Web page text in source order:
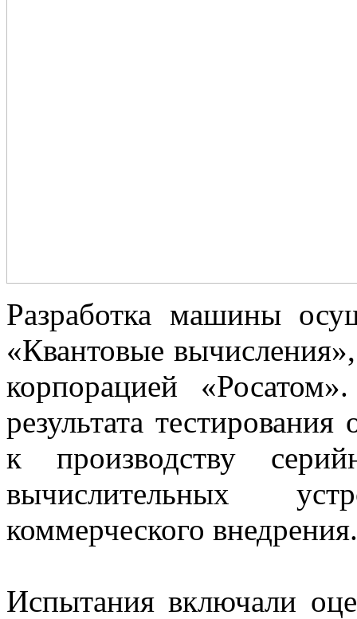
Разработка машины
«Квантовые
корпорацией
результата
к производству
вычислительных
коммерческого внедрения.
Испытания включали